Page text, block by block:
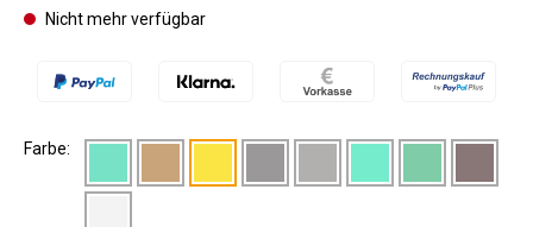
Nicht mehr verfügbar
Farbe: